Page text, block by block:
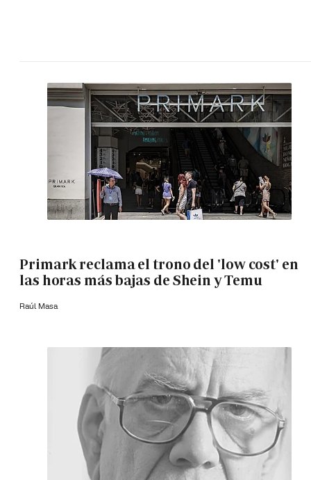
Primark reclama el trono del 'low cost' en
las horas más bajas de Shein y Temu
Raúl Masa